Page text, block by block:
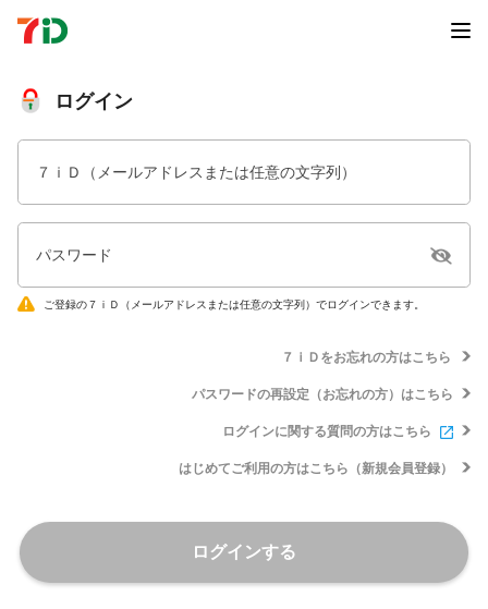
ログイン
７ｉＤ（メールアドレスまたは任意の文字列）
パスワード
ご登録の７ｉＤ（メールアドレスまたは任意の文字列）でログインできます。
７ｉＤをお忘れの方はこちら
パスワードの再設定（お忘れの方）はこちら
ログインに関する質問の方はこちら
はじめてご利用の方はこちら（新規会員登録）
ログインする